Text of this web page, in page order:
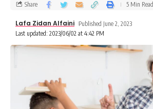
Last updated: 2023/06/02 at 4:42 PM
Lafa Zidan Alfaini Published June 2, 2023
Share 5 Min Read